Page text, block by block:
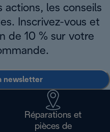
actions, les conseils
Inscrivez-vous et
de 10 % sur votre
newsletter
Réparations et
pièces de